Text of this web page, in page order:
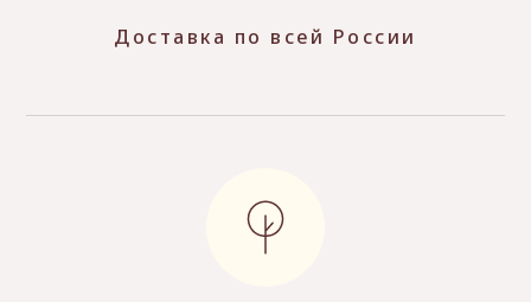
Доставка по всей России